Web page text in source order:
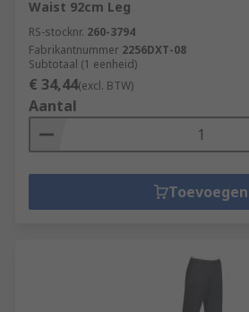
Waist 92cm Leg
RS-stocknr. 260-3794
Fabrikantnummer 2256DXT-08
Subtotaal (1 eenheid)
€ 34,44(excl. BTW)
Aantal
Toevoegen